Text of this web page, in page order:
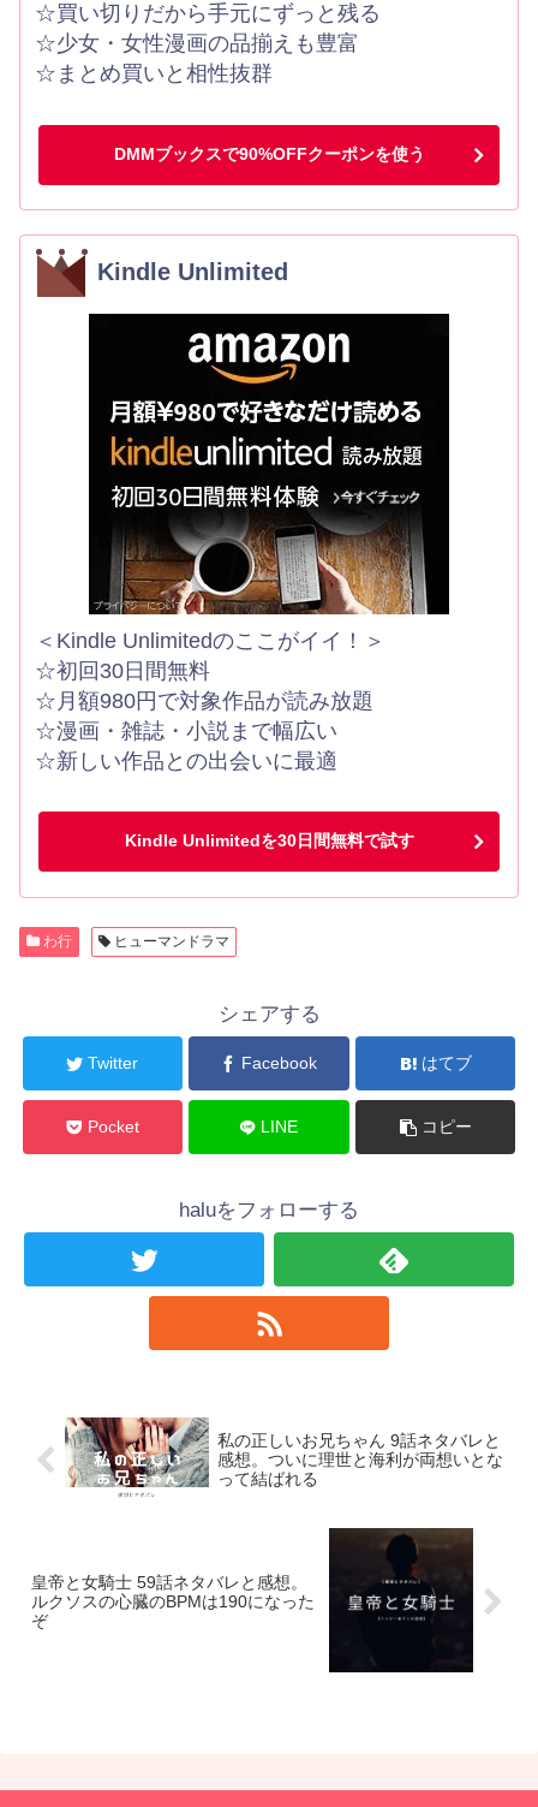
☆買い切りだから手元にずっと残る
☆少女・女性漫画の品揃えも豊富
☆まとめ買いと相性抜群
DMMブックスで90%OFFクーポンを使う
Kindle Unlimited
＜Kindle Unlimitedのここがイイ！＞
☆初回30日間無料
☆月額980円で対象作品が読み放題
☆漫画・雑誌・小説まで幅広い
☆新しい作品との出会いに最適
Kindle Unlimitedを30日間無料で試す
わ行 ヒューマンドラマ
シェアする
Twitter Facebook はてブ
Pocket LINE コピー
haluをフォローする
私の正しいお兄ちゃん 9話ネタバレと
感想。ついに理世と海利が両想いとな
って結ばれる
皇帝と女騎士 59話ネタバレと感想。
ルクソスの心臓のBPMは190になった
ぞ